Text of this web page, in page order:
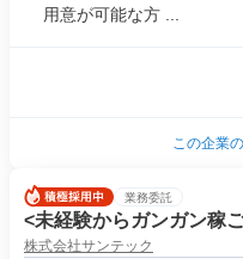
用意が可能な方 ...
この企業
業務委託
<未経験からガンガン稼
株式会社サンテック